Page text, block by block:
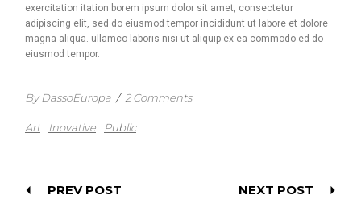
exercitation itation borem ipsum dolor sit amet, consectetur
adipiscing elit, sed do eiusmod tempor incididunt ut labore et dolore
magna aliqua. ullamco laboris nisi ut aliquip ex ea commodo ed do
eiusmod tempor.
By DassoEuropa / 2 Comments
Art Inovative Public
PREV POST NEXT POST